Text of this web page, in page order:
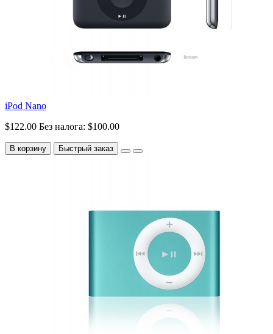
iPod Nano
$122.00 Без налога: $100.00
В корзину Быстрый заказ